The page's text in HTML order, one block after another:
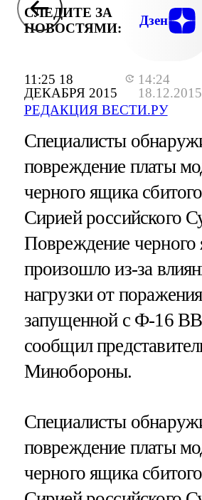
11:25 18
ДЕКАБРЯ 2015
14:24
18.12.2015
РЕДАКЦИЯ ВЕСТИ.РУ
СЛЕДИТЕ ЗА
НОВОСТЯМИ:
Дзен
Специалисты
повреждение платы
черного ящика
Сирией российского
Повреждение черного
произошло из-за
нагрузки от
запущенной с Ф-16
сообщил
Минобороны.
Специалисты
повреждение платы
черного ящика